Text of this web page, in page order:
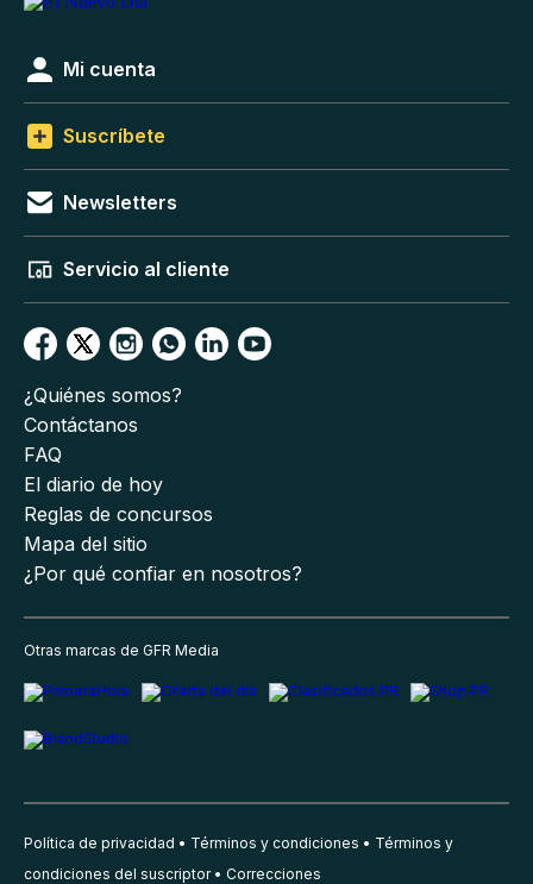
Mi cuenta
Suscríbete
Newsletters
Servicio al cliente
¿Quiénes somos?
Contáctanos
FAQ
El diario de hoy
Reglas de concursos
Mapa del sitio
¿Por qué confiar en nosotros?
Otras marcas de GFR Media
Política de privacidad Términos y condiciones
Términos y
condiciones del suscriptor
Correcciones